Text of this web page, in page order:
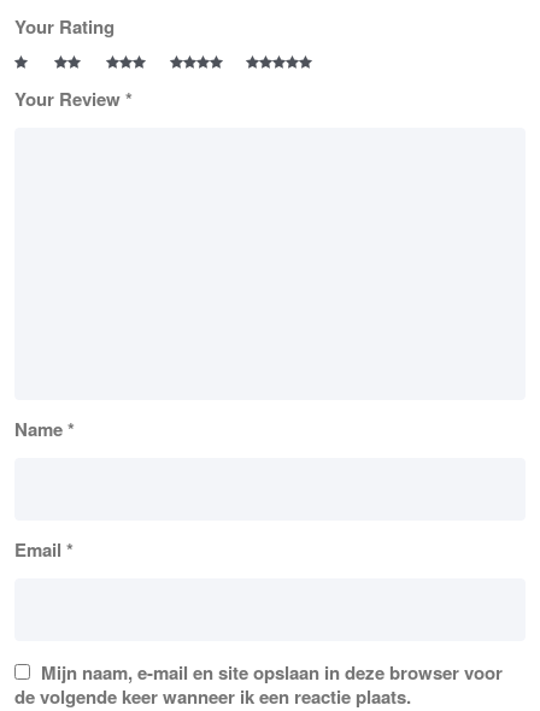
Your Rating
Your Review*
Name*
Email *
Mijn naam, e-mail en site opslaan in deze browser voor
de volgende keer wanneer ik een reactie plaats.